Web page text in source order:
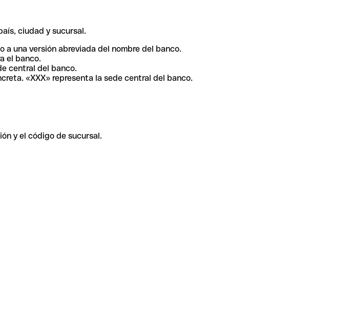
ciudad y sucursal.
una versión abreviada del nombre del banco.
el banco.
central del banco.
«XXX» representa la sede central del banco.
y el código de sucursal.